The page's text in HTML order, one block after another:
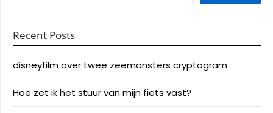
Recent Posts
disneyfilm over twee zeemonsters cryptogram
Hoe zet ik het stuur van mijn fiets vast?